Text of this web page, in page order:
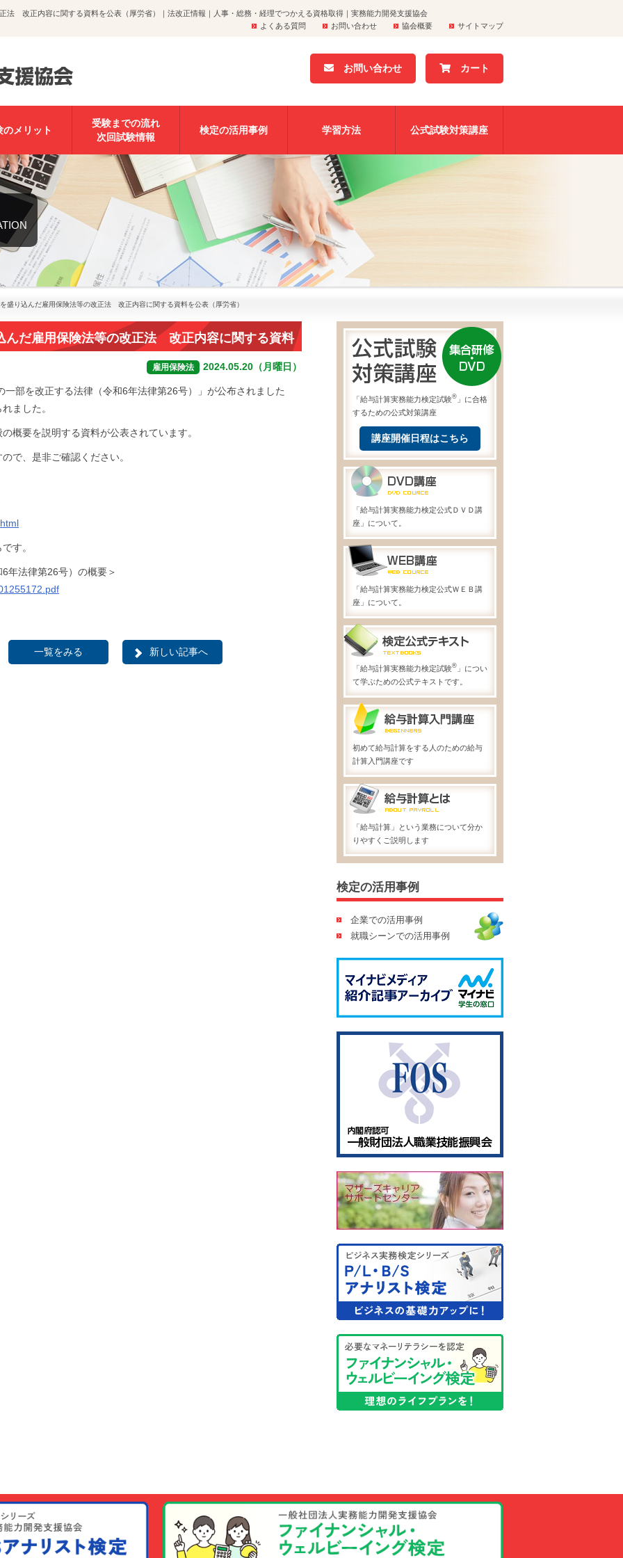
法 改正内容に関する資料を公表（厚労省）｜法改正情報｜人事・総務・経理でつかえる資格取得｜実務能力開発支援協会
よくある質問
お問い合わせ 協会概要 サイトマップ
お問い合わせ カート
のメリット
受験までの流れ
次回試験情報
検定の活用事例 学習方法 公式試験対策講座
盛り込んだ雇用保険法等の改正法 改正内容に関する資料を公表（厚労省）
んだ雇用保険法等の改正法 改正内容に関する資料
雇用保険法 2024.05.20（月曜日）
部を改正する法律（令和6年法律第26号）」が公布されました
ました。
概要を説明する資料が公表されています。
で、是非ご確認ください。
す。
年法律第26号）の概要＞
一覧をみる 新しい記事へ
「給与計算実務能力検定試験® 」に合格
するための公式対策講座
講座開催日程はこちら
「給与計算実務能力検定公式ＤＶＤ講
座」について。
「給与計算実務能力検定公式ＷＥＢ講
座」について。
「給与計算実務能力検定試験® 」につい
て学ぶための公式テキストです。
初めて給与計算をする人のための給与
計算入門講座です
「給与計算」という業務について分か
りやすくご説明します
検定の活用事例
企業での活用事例
就職シーンでの活用事例